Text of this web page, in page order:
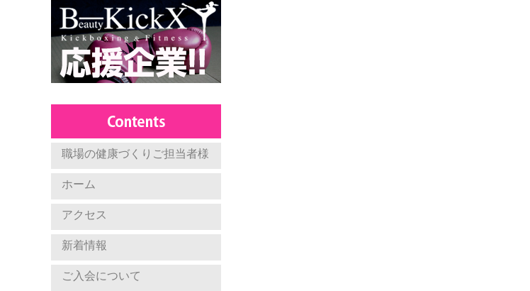
職場の健康づくりご担当者様
ホーム
アクセス
新着情報
ご入会について